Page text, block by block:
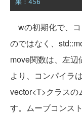
果：456
wの初期化で、
のではなく、
move関数は、左
より、コンパイラ
vector<T>クラスの
す。ムーブコンス